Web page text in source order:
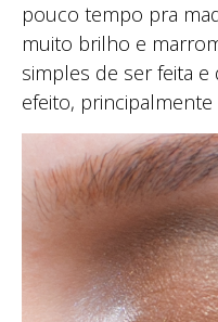
pouco tempo pra
muito brilho e
simples de ser feita
efeito,